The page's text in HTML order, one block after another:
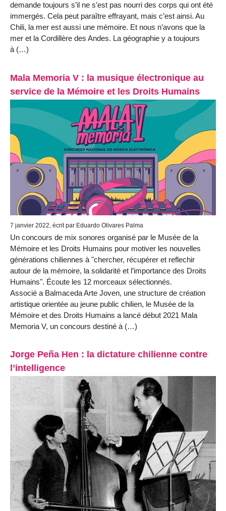
demande toujours s’il ne s’est pas nourri des corps qui ont été
immergés. Cela peut paraître effrayant, mais c’est ainsi. Au
Chili, la mer est aussi une mémoire. Et nous n’avons que la
mer et la Cordillère des Andes. La géographie y a toujours
à (…)
Mala Memoria V : la musique électronique au
service de la Mémoire et les Droits Humains
7 janvier 2022, écrit par Eduardo Olivares Palma
Un concours de mix sonores organisé par le Musée de la
Mémoire et les Droits Humains pour motiver les nouvelles
générations chiliennes à "chercher, récupérer et reflechir
autour de la mémoire, la solidarité et l’importance des Droits
Humains". Écoute les 12 morceaux sélectionnés.
Associé a Balmaceda Arte Joven, une structure de création
artistique orientée au jeune public chilien, le Musée de la
Mémoire et des Droits Humains a lancé début 2021 Mala
Memoria V, un concours destiné à (…)
Jorge Peña Hen : la dictature chilienne contre
l’intelligence